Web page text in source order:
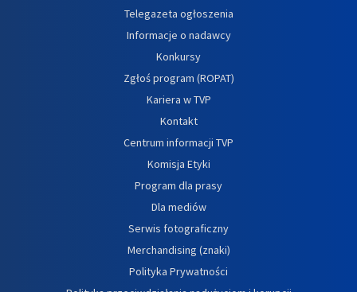
Telegazeta ogłoszenia
Informacje o nadawcy
Konkursy
Zgłoś program (ROPAT)
Kariera w TVP
Kontakt
Centrum informacji TVP
Komisja Etyki
Program dla prasy
Dla mediów
Serwis fotograficzny
Merchandising (znaki)
Polityka Prywatności